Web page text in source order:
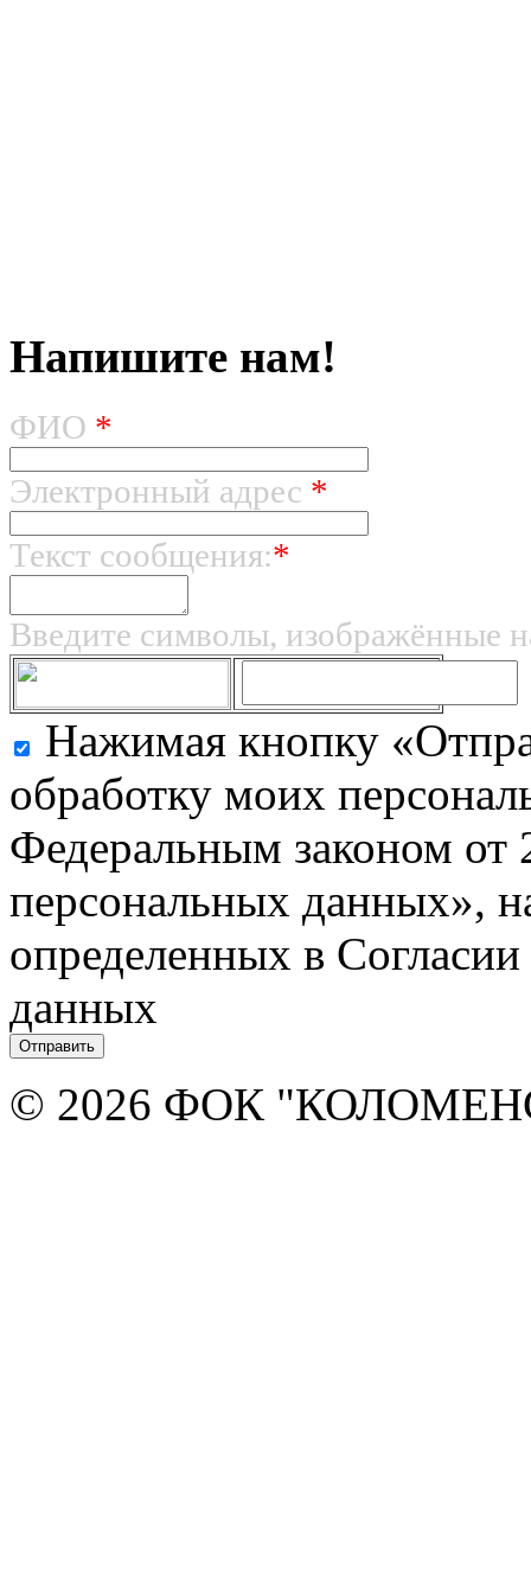
Напишите нам!
ФИО *
Электронный адрес *
Текст сообщения:*
Введите символы, изображённые
Нажимая кнопку
обработку моих
Федеральным законом
персональных данных»,
определенных в
данных
© 2026 ФОК